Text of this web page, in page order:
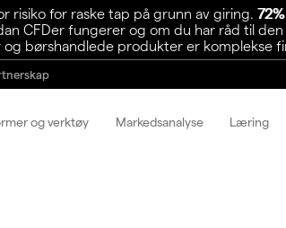
risiko for raske tap på grunn av giring.
CFDer fungerer og om du har råd til
børshandlede produkter er komplekse
og verktøy Markedsanalyse Læring